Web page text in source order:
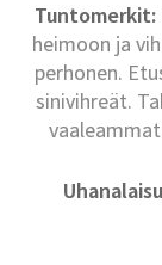
Tuntomerkit:
heimoon ja
perhonen.
sinivihreät.